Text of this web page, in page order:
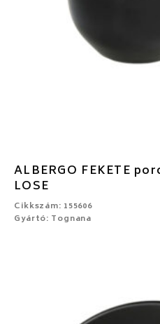
ALBERGO FEKETE
LOSE
Cikkszám: 155606
Gyártó: Tognana